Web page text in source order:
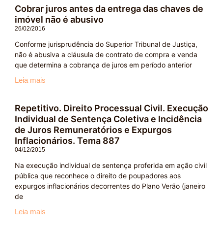
Cobrar juros antes da entrega das chaves de
imóvel não é abusivo
26/02/2016
Conforme jurisprudência do Superior Tribunal de Justiça,
não é abusiva a cláusula de contrato de compra e venda
que determina a cobrança de juros em período anterior
Leia mais
Repetitivo. Direito Processual Civil. Execução
Individual de Sentença Coletiva e Incidência
de Juros Remuneratórios e Expurgos
Inflacionários. Tema 887
04/12/2015
Na execução individual de sentença proferida em ação civil
pública que reconhece o direito de poupadores aos
expurgos inflacionários decorrentes do Plano Verão (janeiro
de
Leia mais